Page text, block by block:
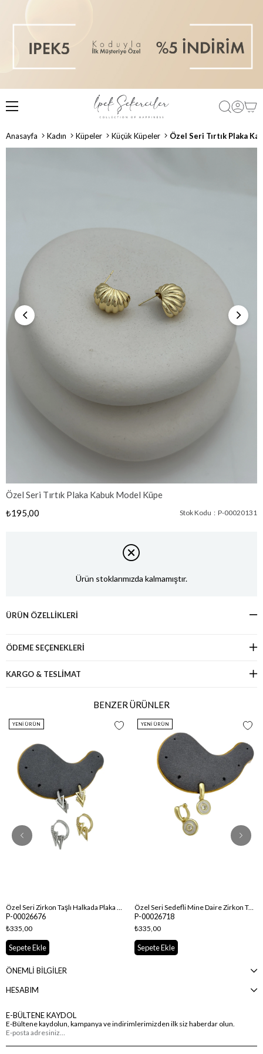
Anasayfa Kadın Küpeler Küçük Küpeler Özel Seri Tırtık Plaka
Özel Seri Tırtık Plaka Kabuk Model Küpe
₺195,00
Stok Kodu P-00020131
Ürün stoklarımızda kalmamıştır.
ÜRÜN ÖZELLIKLERI
ÖDEME SEÇENEKLERI
KARGO & TESLİMAT
BENZER ÜRÜNLER
Özel Seri Zirkon Taşlı Halkada Plaka Üçgen Sallantılı Küpe
P-00026676
₺335,00
Sepete Ekle
YENI ÜRÜN
Özel Seri Sedefli Mine Daire Zirkon Taş Detay Sallantılı Küpe
P-00026718
₺335,00
Sepete Ekle
YENI ÜRÜN
ÖNEMLİ BİLGİLER
HESABIM
E-BÜLTENE KAYDOL
E-Bültene kaydolun, kampanya ve indirimlerimizden ilk siz haberdar olun.